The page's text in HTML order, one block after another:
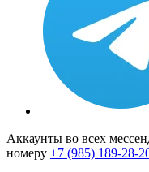
Аккаунты во всех
номеру +7 (985) 189-28-